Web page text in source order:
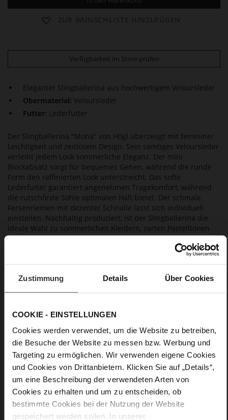
Zustimmung Details Über Cookies
COOKIE - EINSTELLUNGEN
Cookies werden verwendet, um die Website zu betreiben,
die Besuche der Website zu messen bzw. Werbung und
Targeting zu ermöglichen. Wir verwenden eigene Cookies
und Cookies von Drittanbietern. Klicken Sie auf „Details“,
um eine Beschreibung der verwendeten Arten von
Cookies zu erhalten und um zu entscheiden, ob
bestimmte Cookies bei der Nutzung der Website
gespeichert werden sollen. In unserer
Verfügbarkeit im Store prüfen
Eleganter Slingballerina aus hochwertigem Veloursleder
Obermaterial: Veloursleder
Futter: Lederfutter
Der Slingballerina "Mona" von Högl überzeugt mit femininer
Leichtigkeit und zeitlosem Design. Sein samtiges Veloursleder
verleiht jedem Look sommerliche Eleganz. Der mini
Blockabsatz sorgt für bequemes Gehen, während die runde
Form den raffinierten Look unterstreicht. Das softe
Lederfutter garantiert angenehmen Tragekomfort, während
die rutschfeste Sohle optimalen Halt bietet. Der schmale
Fersenriemen mit dezenter Schnalle lässt sich individuell
einstellen. Nachhaltig produziert, ist der Slingballerina die
ideale Wahl zu sommerlichen Kleidern, zarten Pastelltönen
sowie zum Business-Outfit.
Mehr
Lederfutter
Made in Europe, Obermaterial (LEATHER
WORKING GROUP Gold zertifiziert), Futter / Decksohle
(LEATHER WORKING GROUP zertifiziert)
Fest eingearbeitete Einlegesohle aus Leder,
Softline, Nachhaltiges Produkt, Made in Europe
Schnalle
Nein
15
Blockabsatz